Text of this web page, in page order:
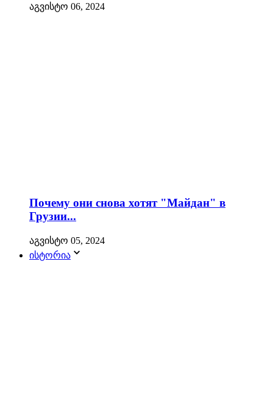
აგვისტო 06, 2024
Почему они снова хотят "Майдан" в
Грузии...
აგვისტო 05, 2024
ისტორია